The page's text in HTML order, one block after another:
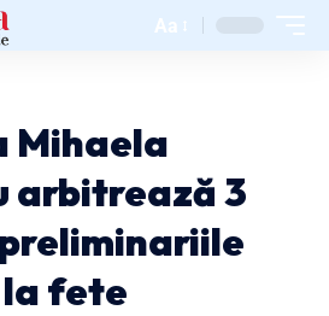
Aa
Mihaela
arbitrează 3
la fete